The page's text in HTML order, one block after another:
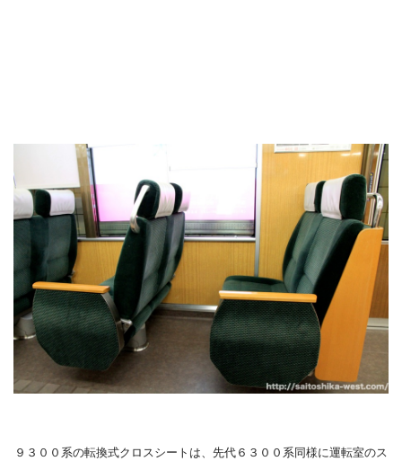
９３００系の転換式クロスシートは、先代６３００系同様に運転室のス